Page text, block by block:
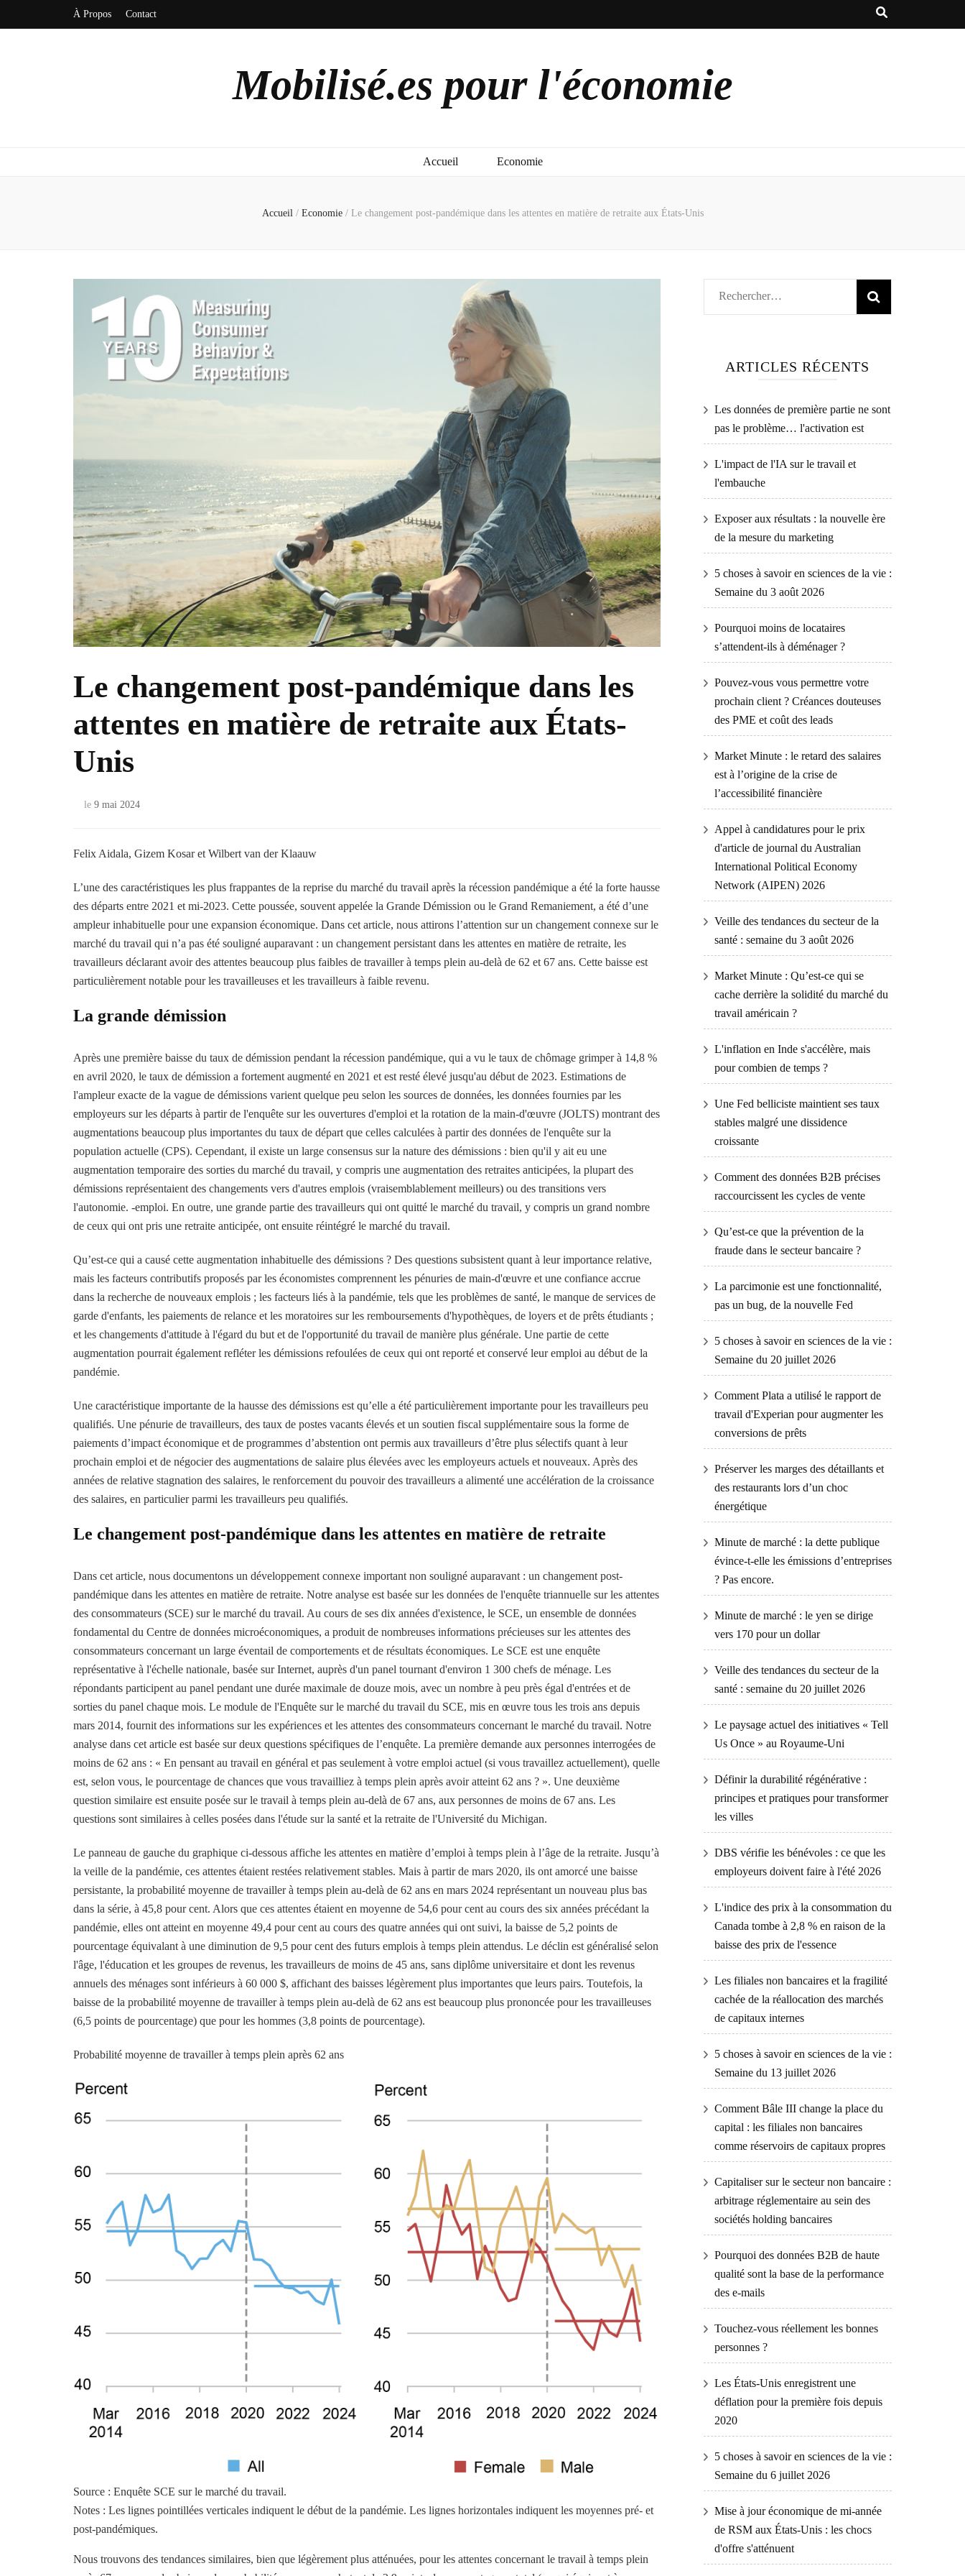
À Propos Contact
Mobilisé.es pour l'économie
Accueil Economie
Accueil / Economie / Le changement post-pandémique dans les attentes en matière de retraite aux États-Unis
Le changement post-pandémique dans les
attentes en matière de retraite aux États-
Unis
le 9 mai 2024
Felix Aidala, Gizem Kosar et Wilbert van der Klaauw
L’une des caractéristiques les plus frappantes de la reprise du marché du travail après la récession pandémique a été la forte hausse
des départs entre 2021 et mi-2023. Cette poussée, souvent appelée la Grande Démission ou le Grand Remaniement, a été d’une
ampleur inhabituelle pour une expansion économique. Dans cet article, nous attirons l’attention sur un changement connexe sur le
marché du travail qui n’a pas été souligné auparavant : un changement persistant dans les attentes en matière de retraite, les
travailleurs déclarant avoir des attentes beaucoup plus faibles de travailler à temps plein au-delà de 62 et 67 ans. Cette baisse est
particulièrement notable pour les travailleuses et les travailleurs à faible revenu.
La grande démission
Après une première baisse du taux de démission pendant la récession pandémique, qui a vu le taux de chômage grimper à 14,8 %
en avril 2020, le taux de démission a fortement augmenté en 2021 et est resté élevé jusqu'au début de 2023. Estimations de
l'ampleur exacte de la vague de démissions varient quelque peu selon les sources de données, les données fournies par les
employeurs sur les départs à partir de l'enquête sur les ouvertures d'emploi et la rotation de la main-d'œuvre (JOLTS) montrant des
augmentations beaucoup plus importantes du taux de départ que celles calculées à partir des données de l'enquête sur la
population actuelle (CPS). Cependant, il existe un large consensus sur la nature des démissions : bien qu'il y ait eu une
augmentation temporaire des sorties du marché du travail, y compris une augmentation des retraites anticipées, la plupart des
démissions représentaient des changements vers d'autres emplois (vraisemblablement meilleurs) ou des transitions vers
l'autonomie. -emploi. En outre, une grande partie des travailleurs qui ont quitté le marché du travail, y compris un grand nombre
de ceux qui ont pris une retraite anticipée, ont ensuite réintégré le marché du travail.
Qu’est-ce qui a causé cette augmentation inhabituelle des démissions ? Des questions subsistent quant à leur importance relative,
mais les facteurs contributifs proposés par les économistes comprennent les pénuries de main-d'œuvre et une confiance accrue
dans la recherche de nouveaux emplois ; les facteurs liés à la pandémie, tels que les problèmes de santé, le manque de services de
garde d'enfants, les paiements de relance et les moratoires sur les remboursements d'hypothèques, de loyers et de prêts étudiants ;
et les changements d'attitude à l'égard du but et de l'opportunité du travail de manière plus générale. Une partie de cette
augmentation pourrait également refléter les démissions refoulées de ceux qui ont reporté et conservé leur emploi au début de la
pandémie.
Une caractéristique importante de la hausse des démissions est qu’elle a été particulièrement importante pour les travailleurs peu
qualifiés. Une pénurie de travailleurs, des taux de postes vacants élevés et un soutien fiscal supplémentaire sous la forme de
paiements d’impact économique et de programmes d’abstention ont permis aux travailleurs d’être plus sélectifs quant à leur
prochain emploi et de négocier des augmentations de salaire plus élevées avec les employeurs actuels et nouveaux. Après des
années de relative stagnation des salaires, le renforcement du pouvoir des travailleurs a alimenté une accélération de la croissance
des salaires, en particulier parmi les travailleurs peu qualifiés.
Le changement post-pandémique dans les attentes en matière de retraite
Dans cet article, nous documentons un développement connexe important non souligné auparavant : un changement post-
pandémique dans les attentes en matière de retraite. Notre analyse est basée sur les données de l'enquête triannuelle sur les attentes
des consommateurs (SCE) sur le marché du travail. Au cours de ses dix années d'existence, le SCE, un ensemble de données
fondamental du Centre de données microéconomiques, a produit de nombreuses informations précieuses sur les attentes des
consommateurs concernant un large éventail de comportements et de résultats économiques. Le SCE est une enquête
représentative à l'échelle nationale, basée sur Internet, auprès d'un panel tournant d'environ 1 300 chefs de ménage. Les
répondants participent au panel pendant une durée maximale de douze mois, avec un nombre à peu près égal d'entrées et de
sorties du panel chaque mois. Le module de l'Enquête sur le marché du travail du SCE, mis en œuvre tous les trois ans depuis
mars 2014, fournit des informations sur les expériences et les attentes des consommateurs concernant le marché du travail. Notre
analyse dans cet article est basée sur deux questions spécifiques de l’enquête. La première demande aux personnes interrogées de
moins de 62 ans : « En pensant au travail en général et pas seulement à votre emploi actuel (si vous travaillez actuellement), quelle
est, selon vous, le pourcentage de chances que vous travailliez à temps plein après avoir atteint 62 ans ? ». Une deuxième
question similaire est ensuite posée sur le travail à temps plein au-delà de 67 ans, aux personnes de moins de 67 ans. Les
questions sont similaires à celles posées dans l'étude sur la santé et la retraite de l'Université du Michigan.
Le panneau de gauche du graphique ci-dessous affiche les attentes en matière d’emploi à temps plein à l’âge de la retraite. Jusqu’à
la veille de la pandémie, ces attentes étaient restées relativement stables. Mais à partir de mars 2020, ils ont amorcé une baisse
persistante, la probabilité moyenne de travailler à temps plein au-delà de 62 ans en mars 2024 représentant un nouveau plus bas
dans la série, à 45,8 pour cent. Alors que ces attentes étaient en moyenne de 54,6 pour cent au cours des six années précédant la
pandémie, elles ont atteint en moyenne 49,4 pour cent au cours des quatre années qui ont suivi, la baisse de 5,2 points de
pourcentage équivalant à une diminution de 9,5 pour cent des futurs emplois à temps plein attendus. Le déclin est généralisé selon
l'âge, l'éducation et les groupes de revenus, les travailleurs de moins de 45 ans, sans diplôme universitaire et dont les revenus
annuels des ménages sont inférieurs à 60 000 $, affichant des baisses légèrement plus importantes que leurs pairs. Toutefois, la
baisse de la probabilité moyenne de travailler à temps plein au-delà de 62 ans est beaucoup plus prononcée pour les travailleuses
(6,5 points de pourcentage) que pour les hommes (3,8 points de pourcentage).
Probabilité moyenne de travailler à temps plein après 62 ans
Source : Enquête SCE sur le marché du travail.
Notes : Les lignes pointillées verticales indiquent le début de la pandémie. Les lignes horizontales indiquent les moyennes pré- et
post-pandémiques.
Nous trouvons des tendances similaires, bien que légèrement plus atténuées, pour les attentes concernant le travail à temps plein
Rechercher :
ARTICLES RÉCENTS
Les données de première partie ne sont
pas le problème… l'activation est
L'impact de l'IA sur le travail et
l'embauche
Exposer aux résultats : la nouvelle ère
de la mesure du marketing
5 choses à savoir en sciences de la vie :
Semaine du 3 août 2026
Pourquoi moins de locataires
s’attendent-ils à déménager ?
Pouvez-vous vous permettre votre
prochain client ? Créances douteuses
des PME et coût des leads
Market Minute : le retard des salaires
est à l’origine de la crise de
l’accessibilité financière
Appel à candidatures pour le prix
d'article de journal du Australian
International Political Economy
Network (AIPEN) 2026
Veille des tendances du secteur de la
santé : semaine du 3 août 2026
Market Minute : Qu’est-ce qui se
cache derrière la solidité du marché du
travail américain ?
L'inflation en Inde s'accélère, mais
pour combien de temps ?
Une Fed belliciste maintient ses taux
stables malgré une dissidence
croissante
Comment des données B2B précises
raccourcissent les cycles de vente
Qu’est-ce que la prévention de la
fraude dans le secteur bancaire ?
La parcimonie est une fonctionnalité,
pas un bug, de la nouvelle Fed
5 choses à savoir en sciences de la vie :
Semaine du 20 juillet 2026
Comment Plata a utilisé le rapport de
travail d'Experian pour augmenter les
conversions de prêts
Préserver les marges des détaillants et
des restaurants lors d’un choc
énergétique
Minute de marché : la dette publique
évince-t-elle les émissions d’entreprises
? Pas encore.
Minute de marché : le yen se dirige
vers 170 pour un dollar
Veille des tendances du secteur de la
santé : semaine du 20 juillet 2026
Le paysage actuel des initiatives « Tell
Us Once » au Royaume-Uni
Définir la durabilité régénérative :
principes et pratiques pour transformer
les villes
DBS vérifie les bénévoles : ce que les
employeurs doivent faire à l'été 2026
L'indice des prix à la consommation du
Canada tombe à 2,8 % en raison de la
baisse des prix de l'essence
Les filiales non bancaires et la fragilité
cachée de la réallocation des marchés
de capitaux internes
5 choses à savoir en sciences de la vie :
Semaine du 13 juillet 2026
Comment Bâle III change la place du
capital : les filiales non bancaires
comme réservoirs de capitaux propres
Capitaliser sur le secteur non bancaire :
arbitrage réglementaire au sein des
sociétés holding bancaires
Pourquoi des données B2B de haute
qualité sont la base de la performance
des e-mails
Touchez-vous réellement les bonnes
personnes ?
Les États-Unis enregistrent une
déflation pour la première fois depuis
2020
5 choses à savoir en sciences de la vie :
Semaine du 6 juillet 2026
Mise à jour économique de mi-année
de RSM aux États-Unis : les chocs
d'offre s'atténuent